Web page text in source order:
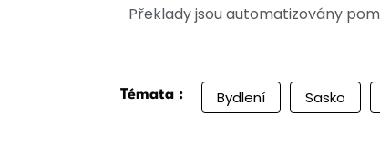
Překlady jsou automatizovány
Témata : Bydlení Sasko